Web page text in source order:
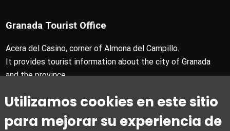
Granada Tourist Office
Acera del Casino, corner of Almona del Campillo.
It provides tourist information about the city of Granada
and the province.
Granada Card T +34 858 880 990
turismo@granada.org
Utilizamos cookies en este sitio
para mejorar su experiencia de